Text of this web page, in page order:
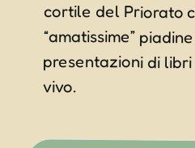
vivo.